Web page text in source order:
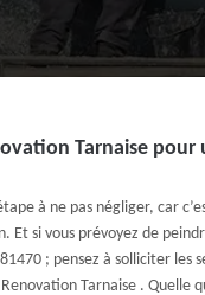
Tarnaise
à ne pas négliger, car
Et si vous prévoyez de
; pensez à solliciter les
Tarnaise . Quelle